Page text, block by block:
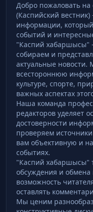
Добро пожаловать
(Каспийский
информации,
событий и
"Каспий хабаршысы"
собираем и
актуальные
всестороннюю
культуре, спорте,
важных аспектах
Наша команда
редакторов уделяет
достоверности
проверяем
вам объективную и
событиях.
"Каспий хабаршысы"
обсуждения и
возможность
оставлять
Мы ценим